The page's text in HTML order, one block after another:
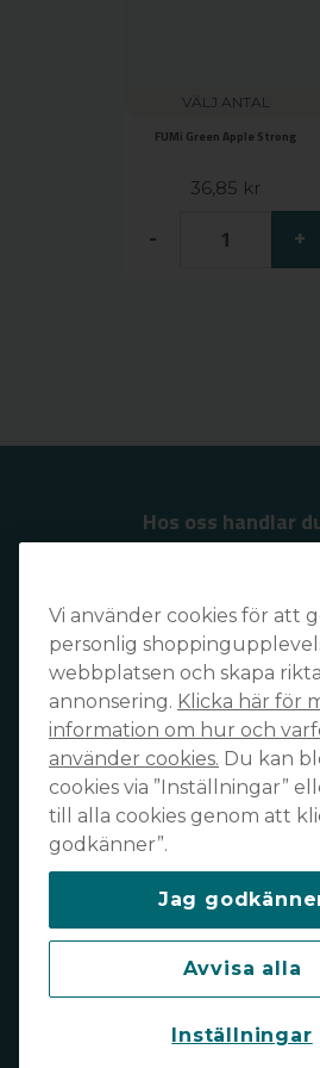
VÄLJ ANTAL
FUMi Green Apple Strong
36,85 kr
- +
Hos oss handlar
av din
Prenumerera på
email
Mejladress
Håll dig uppdaterad
Läs vår
Vi använder cookies för att
personlig
webbplatsen och skapa
annonsering. Klicka här för
information om hur och
använder cookies. Du kan
cookies via ”Inställningar”
till alla cookies genom att
godkänner”.
Jag
Avvisa alla
Inställningar